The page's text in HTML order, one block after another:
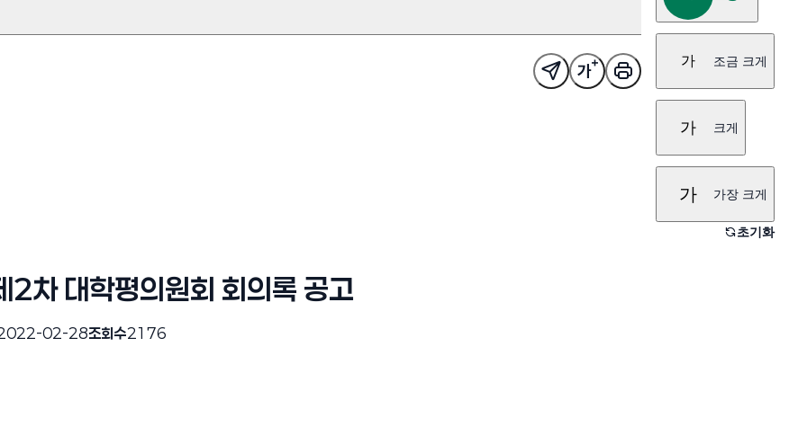
가 조금 크게
가 크게
가 가장 크게
초기화
차 대학평의원회 회의록 공고
02-28조회수2176